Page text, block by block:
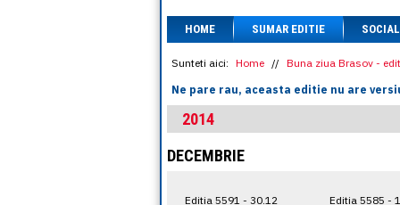
HOME SUMAR EDITIE SOCIAL
Sunteti aici: Home // Buna ziua Brasov -
Ne pare rau, aceasta editie nu are
2014
DECEMBRIE
Editia 5591 - 30.12
Editia 5585 -